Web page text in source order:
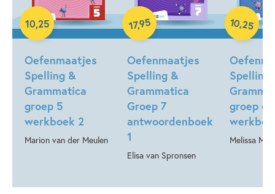
Oefenmaatjes
Spelling &
Grammatica
groep 5
werkboek 2
Marion van der Meulen
10,25
Paperback
Oefenmaatjes
Spelling &
Grammatica
Groep 7
antwoordenboek
1
Elisa van Spronsen
17,95
Paperback
Spelling
groep 6
Melissa
10,25
Paperback